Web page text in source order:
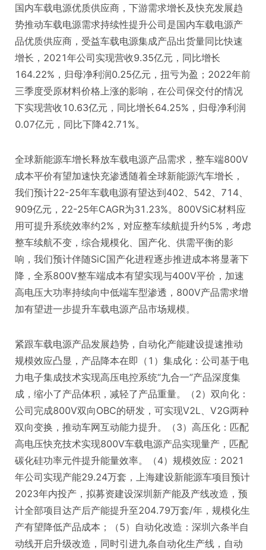
国内车载电源优质供应商，下游需求增长及快充发展趋
势推动车载电源需求持续性提升公司是国内车载电源产
品优质供应商，受益车载电源集成产品出货量同比快速
增长，2021年公司实现营收9.35亿元，同比增长
164.22%，归母净利润0.25亿元，扭亏为盈；2022年前
三季度受原材料价格上涨的影响，在公司保交付的情况
下实现营收10.63亿元，同比增长64.25%，归母净利润
0.07亿元，同比下降42.71%。
全球新能源车增长释放车载电源产品需求，整车端800V
成本平价有望加速快充渗透随着全球新能源汽车增长，
我们预计22-25年车载电源有望达到402、542、714、
909亿元，22-25年CAGR为31.23%。800VSiC材料应
用可提升系统效率约2%，对应整车续航提升约5%，考虑
整车续航不变，综合规模化、国产化、供需平衡的影
响，我们预计伴随SiC国产化进程逐步推进成本将显著下
降，全系800V整车端成本有望实现与400V平价，加速
高电压大功率持续向中低端车型渗透，800V产品需求增
加有望进一步提升车载电源产品市场规模。
紧跟车载电源产品发展趋势，自动化产能建设提速推动
规模效应凸显，产品降本在即（1）集成化：公司基于电
力电子集成技术实现高压电控系统“九合一”产品深度集
成，缩小了产品体积，减轻了产品重量。（2）双向化：
公司完成800V双向OBC的研发，可实现V2L、V2G两种
双向变换，推动车网互动能力提升。（3）高压化：匹配
高电压快充技术实现800V车载电源产品实现量产，匹配
碳化硅功率元件提升能量效率。（4）规模效应：2021
年公司实现产能29.24万套，上海建设新能源车项目预计
2023年内投产，拟募资建设深圳新产能及产线改造，预
计全部项目达产后产能提升至204.79万套/年，规模化生
产有望降低产品成本；（5）自动化改造：深圳六条半自
动线开启升级改造，同时引进九条自动化生产线，自动